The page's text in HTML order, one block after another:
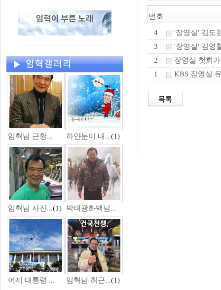
임혁님 근황... 하얀눈이 내...(1)
임혁님 사진...(1) 박태광화백님...
어제 대통령 ... 임혁님 최근...(1)
번호
4 '장영실' 김도
3 '장영실' 김영
2 장영실 첫회
1 KBS 장영실